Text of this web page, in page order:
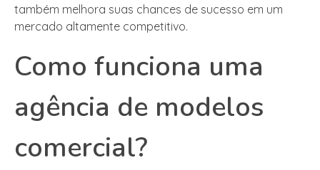
também melhora suas chances de sucesso em um
mercado altamente competitivo.
Como funciona uma
agência de modelos
comercial?